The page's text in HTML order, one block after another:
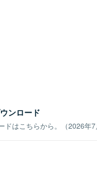
ンロード
ドはこちらから。（2026年7